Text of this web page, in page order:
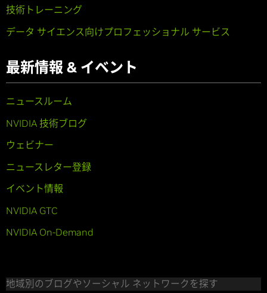
技術トレーニング
データ サイエンス向けプロフェッショナル サービス
最新情報 & イベント
ニュースルーム
NVIDIA 技術ブログ
ウェビナー
ニュースレター登録
イベント情報
NVIDIA GTC
NVIDIA On-Demand
地域別のブログやソーシャル ネットワークを探す